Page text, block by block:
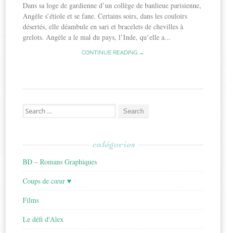
Dans sa loge de gardienne d’un collège de banlieue parisienne,
Angèle s’étiole et se fane. Certains soirs, dans les couloirs
désertés, elle déambule en sari et bracelets de chevilles à
grelots. Angèle a le mal du pays, l’Inde, qu’elle a...
CONTINUE READING →
Search
for:
catégories
BD – Romans Graphiques
Coups de cœur ♥
Films
Le défi d'Alex